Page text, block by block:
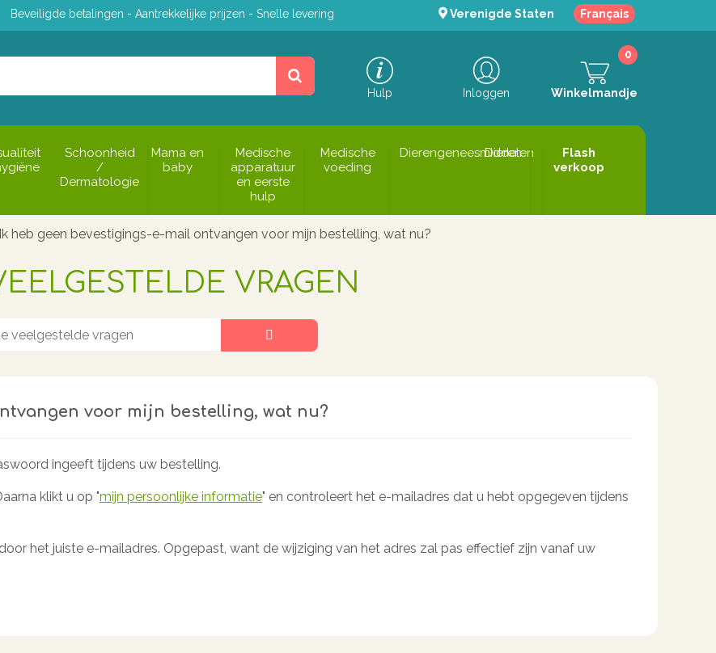
Beveiligde betalingen - Aantrekkelijke prijzen - Snelle levering Verenigde Staten Français
Hulp Inloggen Winkelmandje
0
Schoonheid
/
Dermatologie
Mama en
baby
Medische
apparatuur
en eerste
hulp
Medische
voeding
Dierengeneesmiddelen
Dieren
Flash
verkoop
Ik heb geen bevestigings-e-mail ontvangen voor mijn bestelling, wat nu?
VRAGEN
voor mijn bestelling, wat nu?
ingeeft tijdens uw bestelling.
klikt u op "mijn persoonlijke informatie" en controleert het e-mailadres dat u hebt opgegeven tijdens
het juiste e-mailadres. Opgepast, want de wijziging van het adres zal pas effectief zijn vanaf uw